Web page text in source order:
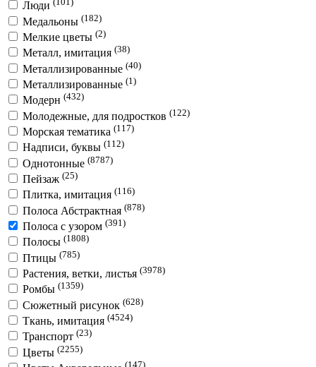
Люди
Медальоны (182)
Мелкие цветы (2)
Металл, имитация (38)
Металлизированные (40)
Металлизированные (1)
Модерн (432)
Молодежные, для подростков (122)
Морская тематика (117)
Надписи, буквы (112)
Однотонные (8787)
Пейзаж (25)
Плитка, имитация (116)
Полоса Абстрактная (878)
Полоса с узором (391)
Полосы (1808)
Птицы (785)
Растения, ветки, листья (3978)
Ромбы (1359)
Сюжетный рисунок (628)
Ткань, имитация (4524)
Транспорт (23)
Цветы (2255)
(147)